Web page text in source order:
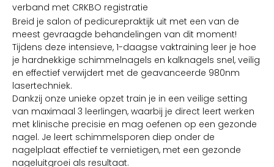
verband met CRKBO registratie
Breid je salon of pedicurepraktijk uit met een van de
meest gevraagde behandelingen van dit moment!
Tijdens deze intensieve, 1-daagse vaktraining leer je hoe
je hardnekkige schimmelnagels en kalknagels snel, veilig
en effectief verwijdert met de geavanceerde 980nm
lasertechniek.
Dankzij onze unieke opzet train je in een veilige setting
van maximaal 3 leerlingen, waarbij je direct leert werken
met klinische precisie en mag oefenen op een gezonde
nagel. Je leert schimmelsporen diep onder de
nagelplaat effectief te vernietigen, met een gezonde
nageluitgroei als resultaat.